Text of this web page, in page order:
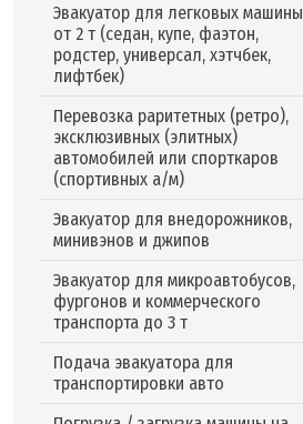
Эвакуатор для легковых машины
от 2 т (седан, купе, фаэтон,
родстер, универсал, хэтчбек,
лифтбек)
Перевозка раритетных (ретро),
эксклюзивных (элитных)
автомобилей или спорткаров
(спортивных а/м)
Эвакуатор для внедорожников,
минивэнов и джипов
Эвакуатор для микроавтобусов,
фургонов и коммерческого
транспорта до 3 т
Подача эвакуатора для
транспортировки авто